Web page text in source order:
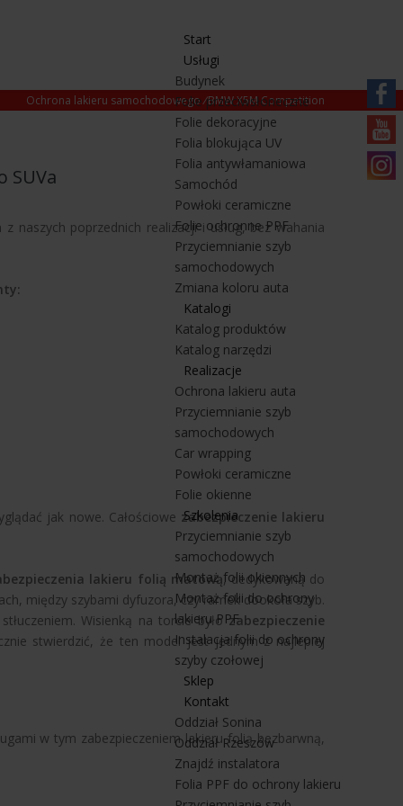
Start
Usługi
Budynek
Folie przeciwsłoneczne
Folie dekoracyjne
Folia blokująca UV
Folia antywłamaniowa
Samochód
Powłoki ceramiczne
Folie ochronne PPF
Przyciemnianie szyb
samochodowych
Zmiana koloru auta
Katalogi
Katalog produktów
Katalog narzędzi
Realizacje
Ochrona lakieru auta
Przyciemnianie szyb
samochodowych
Car wrapping
Powłoki ceramiczne
Folie okienne
Szkolenia
Przyciemnianie szyb
samochodowych
Montaż folii okiennych
Montaż folii do ochrony
lakieru PPF
Instalacja folii do ochrony
szyby czołowej
Sklep
Kontakt
Oddział Sonina
Oddział Rzeszów
Znajdź instalatora
Folia PPF do ochrony lakieru
Ochrona lakieru samochodowego/BMW X5M Competition
SUVa
naszych poprzednich realizacji i usług, bez wahania
jak nowe. Całościowe zabezpieczenie lakieru
lakieru folią matową, dedykowaną do
między szybami dyfuzora, czy ramek dookoła szyb.
Wisienką na torcie byłozabezpieczenie
stwierdzić, że ten model jest jednym z najlepiej
w tym zabezpieczeniem lakieru folią bezbarwną,